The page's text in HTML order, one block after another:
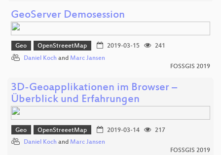
GeoServer Demosession
Geo OpenStreeetMap 2019-03-15
241
Daniel Koch and Marc Jansen
FOSSGIS 2019
3D-Geoapplikationen im Browser –
Überblick und Erfahrungen
Geo OpenStreeetMap 2019-03-14
217
Daniel Koch and Marc Jansen
FOSSGIS 2019